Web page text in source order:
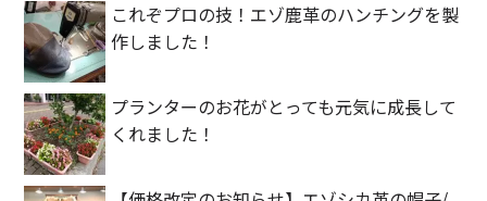
これぞプロの技！エゾ鹿革のハンチングを製
作しました！
プランターのお花がとっても元気に成長して
くれました！